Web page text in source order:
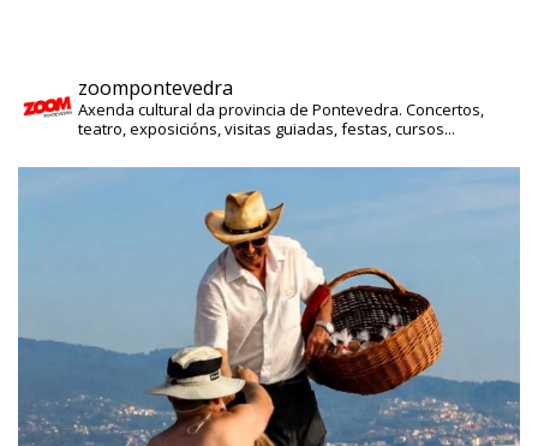
zoompontevedra
Axenda cultural da provincia de Pontevedra. Concertos,
teatro, exposicións, visitas guiadas, festas, cursos...